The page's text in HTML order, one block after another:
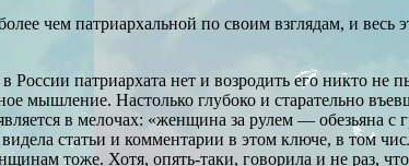
чем патриархальной по своим взглядам, и
патриархата нет и возродить его никто не
мышление. Настолько глубоко и старательно
в мелочах: «женщина за рулем — обезьяна
статьи и комментарии в этом ключе, в том
тоже. Хотя, опять-таки, говорила и не раз,